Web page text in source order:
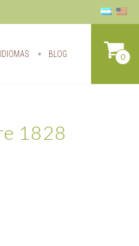
BLOG 0
1828